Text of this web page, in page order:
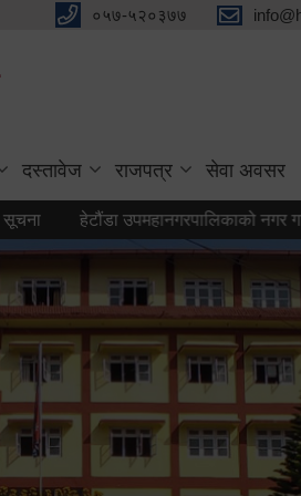
०५७-५२०३७७
दस्तावेज राजपत्र सेवा अवसर
हेटौंडा उपमहानगरपालिकाको नगर गान तयार